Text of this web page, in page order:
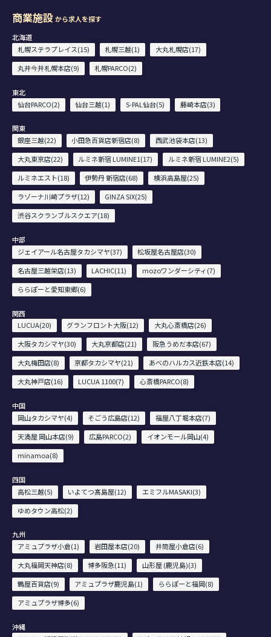
商業施設から求人を探す
北海道
札幌ステラプレイス(15)
札幌三越(1)
大丸札幌店(17)
丸井今井札幌本店(9)
札幌PARCO(2)
東北
仙台PARCO(2)
仙台三越(1) S-PAL仙台(5) 藤崎本店(3)
関東
銀座三越(22)
小田急百貨店新宿店(8)
西武池袋本店(13)
大丸東京店(22)
ルミネ新宿 LUMINE1(17)
ルミネ新宿 LUMINE2(5)
ルミネエスト(18)
伊勢丹 新宿店(68)
横浜高島屋(25)
ラゾーナ川崎プラザ(12)
GINZA SIX(25)
渋谷スクランブルスクエア(18)
中部
ジェイアール名古屋タカシマヤ(37)
松坂屋名古屋店(30)
名古屋三越栄店(13)
LACHIC(11)
mozoワンダーシティ(7)
ららぽーと愛知東郷(6)
関西
LUCUA(20)
グランフロント大阪(12)
大丸心斎橋店(26)
大阪タカシマヤ(30)
大丸京都店(21)
阪急うめだ本店(67)
大丸梅田店(8)
京都タカシマヤ(21)
あべのハルカス近鉄本店(14)
大丸神戸店(16)
LUCUA 1100(7) 心斎橋PARCO(8)
中国
岡山タカシマヤ(4)
そごう広島店(12)
福屋八丁堀本店(7)
天満屋 岡山本店(9)
広島PARCO(2)
イオンモール岡山(4)
minamoa(8)
四国
高松三越(5)
いよてつ髙島屋(12)
エミフルMASAKI(3)
ゆめタウン高松(2)
九州
アミュプラザ小倉(1)
岩田屋本店(20)
井筒屋小倉店(6)
大丸福岡天神店(8)
博多阪急(11)
山形屋 (鹿児島)(3)
鶴屋百貨店(9)
アミュプラザ鹿児島(1)
ららぽーと福岡(8)
アミュプラザ博多(6)
沖縄